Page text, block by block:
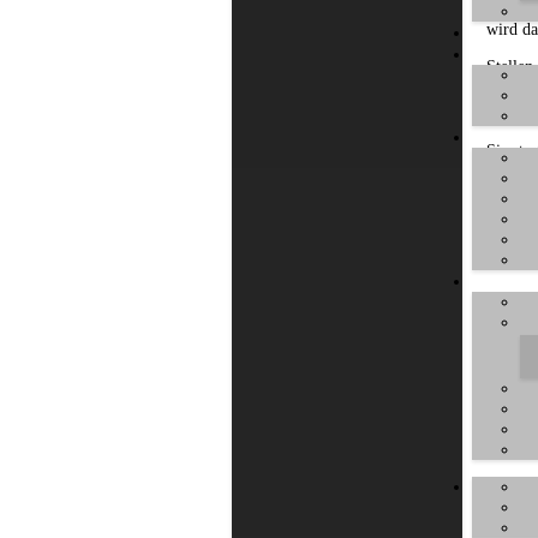
Falls
wird
Stellen
Sie